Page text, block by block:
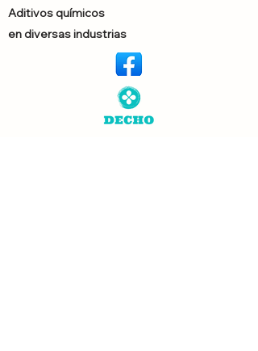
Aditivos químicos
en diversas industrias